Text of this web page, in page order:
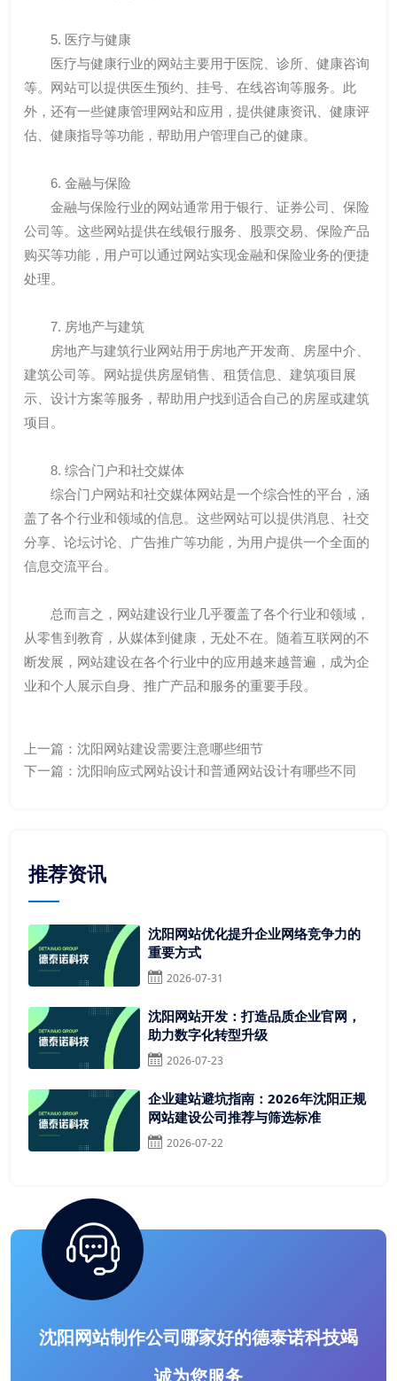
5. 医疗与健康
医疗与健康行业的网站主要用于医院、诊所、健康咨询
等。网站可以提供医生预约、挂号、在线咨询等服务。此
外，还有一些健康管理网站和应用，提供健康资讯、健康评
估、健康指导等功能，帮助用户管理自己的健康。
6. 金融与保险
金融与保险行业的网站通常用于银行、证券公司、保险
公司等。这些网站提供在线银行服务、股票交易、保险产品
购买等功能，用户可以通过网站实现金融和保险业务的便捷
处理。
7. 房地产与建筑
房地产与建筑行业网站用于房地产开发商、房屋中介、
建筑公司等。网站提供房屋销售、租赁信息、建筑项目展
示、设计方案等服务，帮助用户找到适合自己的房屋或建筑
项目。
8. 综合门户和社交媒体
综合门户网站和社交媒体网站是一个综合性的平台，涵
盖了各个行业和领域的信息。这些网站可以提供消息、社交
分享、论坛讨论、广告推广等功能，为用户提供一个全面的
信息交流平台。
总而言之，网站建设行业几乎覆盖了各个行业和领域，
从零售到教育，从媒体到健康，无处不在。随着互联网的不
断发展，网站建设在各个行业中的应用越来越普遍，成为企
业和个人展示自身、推广产品和服务的重要手段。
上一篇： 沈阳网站建设需要注意哪些细节
下一篇： 沈阳响应式网站设计和普通网站设计有哪些不同
推荐资讯
沈阳网站优化提升企业网络竞争力的
重要方式
2026-07-31
沈阳网站开发：打造品质企业官网，
助力数字化转型升级
2026-07-23
企业建站避坑指南：2026年沈阳正规
网站建设公司推荐与筛选标准
2026-07-22
沈阳网站制作公司哪家好的德泰诺科技竭
诚为您服务